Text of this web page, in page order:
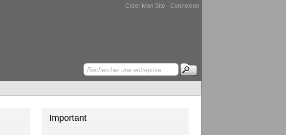
Créer Mon Site - Connexion
Important